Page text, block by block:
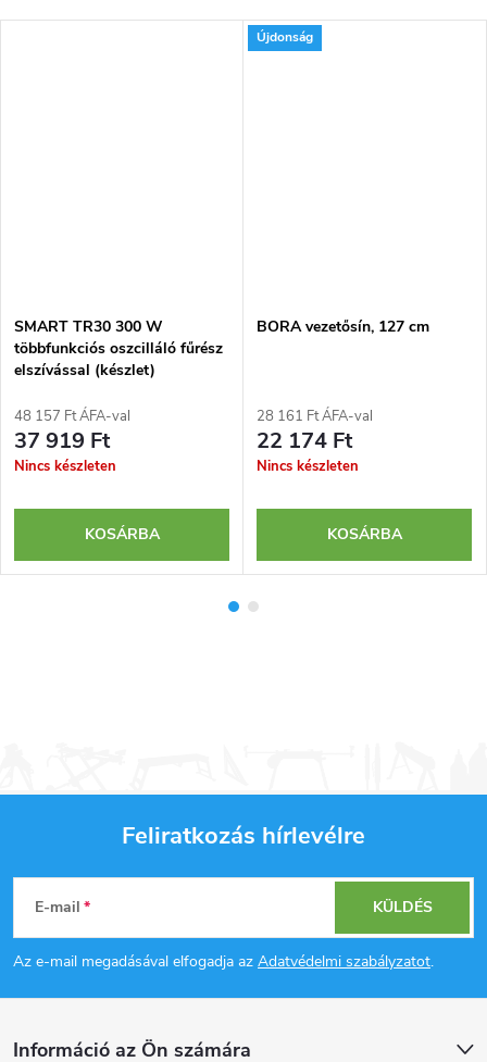
SMART TR30 300 W
többfunkciós oszcilláló fűrész
elszívással (készlet)
48 157 Ft ÁFA-val
37 919 Ft
Nincs készleten
KOSÁRBA
Újdonság
BORA vezetősín, 127 cm
28 161 Ft ÁFA-val
22 174 Ft
Nincs készleten
KOSÁRBA
L
á
b
Feliratkozás hírlevélre
E-mail
Az e-mail megadásával elfogadja az Adatvédelmi szabályzatot.
KÜLDÉS
Információ az Ön számára